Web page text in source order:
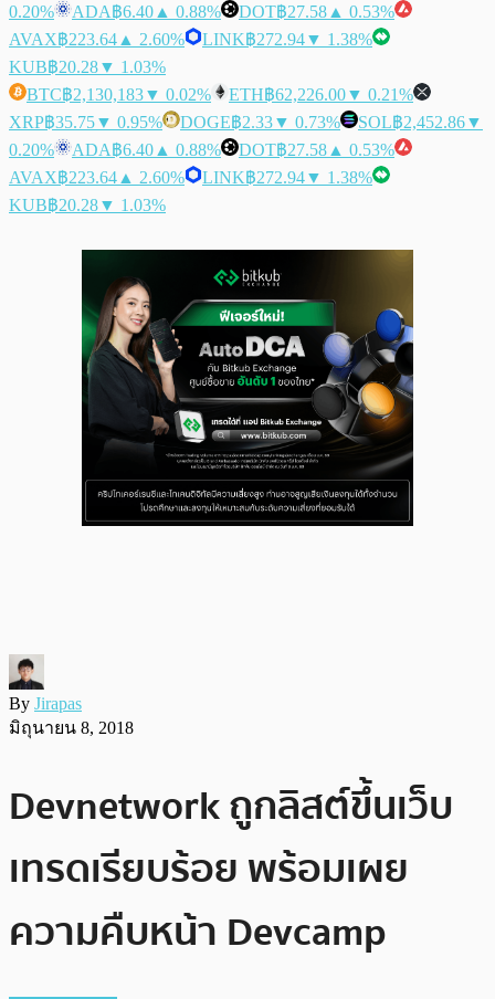
0.20%
ADA฿6.40 ▲ 0.88% DOT฿27.58 ▲ 0.53%
AVAX฿223.64 ▲ 2.60% LINK฿272.94▼ 1.38%
KUB฿20.28▼ 1.03%
BTC฿2,130,183▼ 0.02% ETH฿62,226.00▼ 0.21%
XRP฿35.75▼ 0.95% DOGE฿2.33▼ 0.73% SOL฿2,452.86▼
0.20%
ADA฿6.40 ▲ 0.88% DOT฿27.58 ▲ 0.53%
AVAX฿223.64 ▲ 2.60% LINK฿272.94▼ 1.38%
KUB฿20.28▼ 1.03%
By Jirapas
มิถุนายน 8, 2018
Devnetwork ถูกลิสต์ขึ้นเว็บ
เทรดเรียบร้อย พร้อมเผย
ความคืบหน้า Devcamp